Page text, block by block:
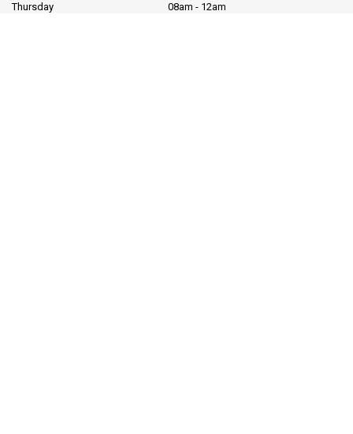
Thursday
08am - 12am